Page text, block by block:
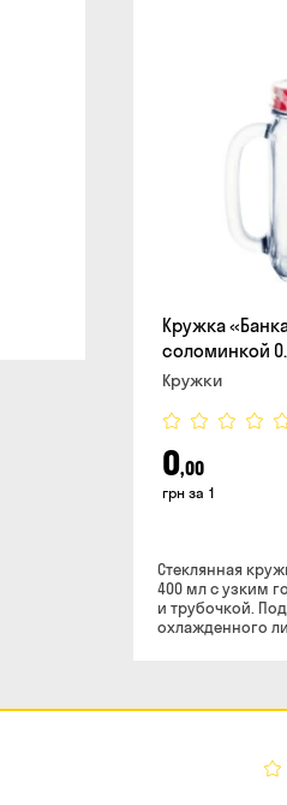
Кружка
соломинкой
Кружки
0,00
грн за 1
Стеклянная
400 мл с узким
и трубочкой. Подходит для
охлажденного